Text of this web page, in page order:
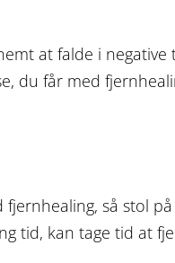
at falde i
du får med
så stol
tid, kan tage tid at